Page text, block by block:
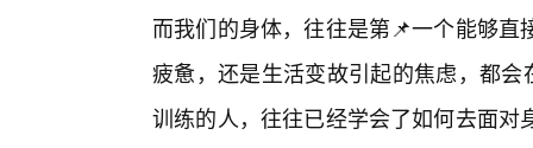
而我们的身体，往往是第📌一个能够
疲惫，还是生活变故引起的焦虑，都
训练的人，往往已经学会了如何去面